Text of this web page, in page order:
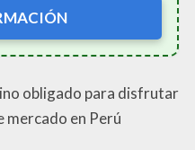
obligado para disfrutar
mercado en Perú